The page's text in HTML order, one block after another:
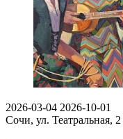
2026-03-04 2026-10-01
Сочи, ул. Театральная, 2